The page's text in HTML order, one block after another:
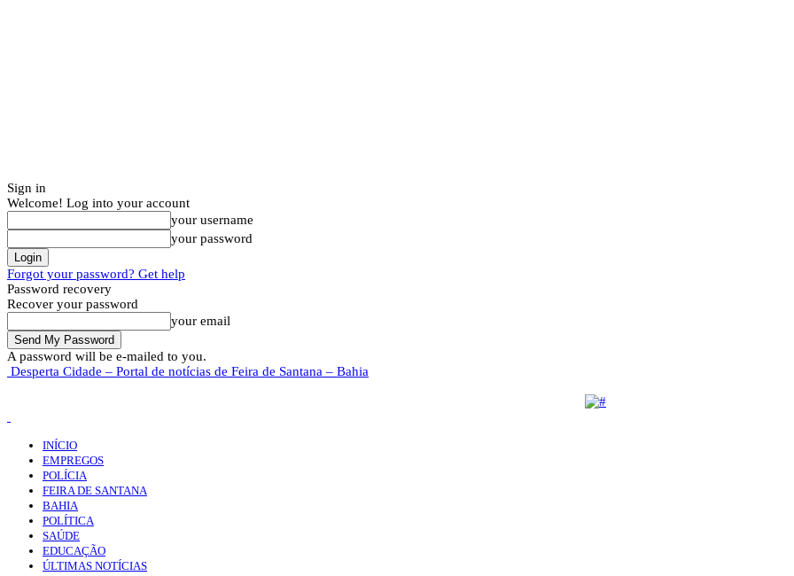
Sign in
Welcome! Log into your account
your username
your password
Forgot your password? Get help
Password recovery
Recover your password
your email
A password will be e-mailed to you.
Desperta Cidade – Portal de notícias de Feira de Santana – Bahia
INÍCIO
EMPREGOS
POLÍCIA
FEIRA DE SANTANA
BAHIA
POLÍTICA
SAÚDE
EDUCAÇÃO
ÚLTIMAS NOTÍCIAS